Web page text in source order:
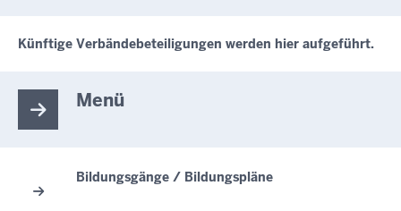
Künftige Verbändebeteiligungen werden hier aufgeführt.
Menü
Bildungsgänge / Bildungspläne